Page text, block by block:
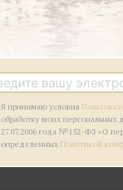
Я принимаю условия
обработку моих
27.07.2006 года №152-ФЗ «О
определенных Политикой